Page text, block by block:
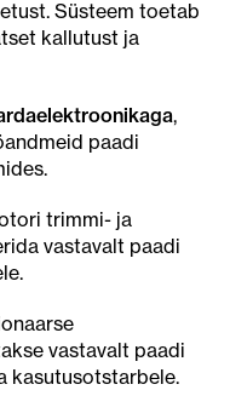
Süsteem toetab
kallutust ja
,
paadi
trimmi- ja
vastavalt paadi
vastavalt paadi
kasutusotstarbele.